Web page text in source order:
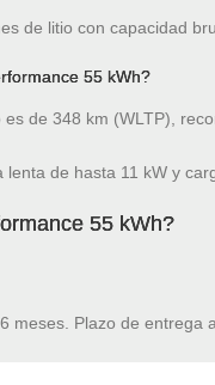
de litio con capacidad
55 kWh?
de 348 km (WLTP),
de hasta 11 kW y
55 kWh?
Plazo de entrega